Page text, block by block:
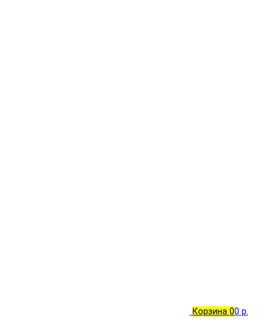
Корзина 00 р.